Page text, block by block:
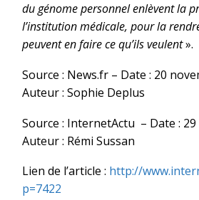
du génome personnel enlèvent la
l’institution médicale, pour la
peuvent en faire ce qu’ils veulent».
Source : News.fr – Date : 20
Auteur : Sophie Deplus
Source : InternetActu – Date :
Auteur : Rémi Sussan
Lien de l’article : http://
p=7422